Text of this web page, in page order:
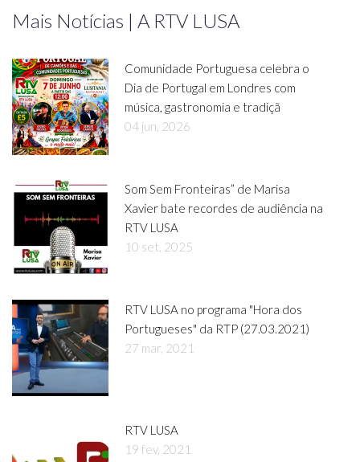
Mais Notícias | A RTV LUSA
Comunidade Portuguesa celebra o
Dia de Portugal em Londres com
música, gastronomia e tradiçã
04 jun, 2026
Som Sem Fronteiras” de Marisa
Xavier bate recordes de audiência na
RTV LUSA
10 set, 2025
RTV LUSA no programa "Hora dos
Portugueses" da RTP (27.03.2021)
27 mar, 2021
RTV LUSA
19 fev, 2021